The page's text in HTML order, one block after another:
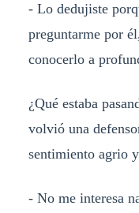
- Lo dedujiste
preguntarme por
conocerlo a
¿Qué estaba
volvió una
sentimiento agrio
- No me interesa